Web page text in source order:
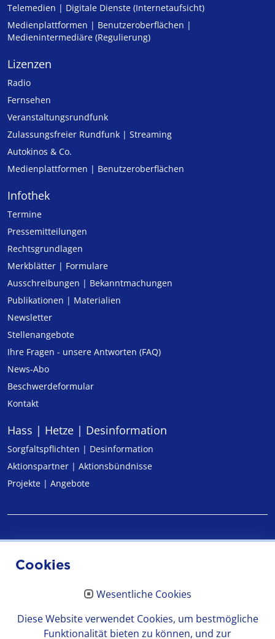
Telemedien | Digitale Dienste (Internetaufsicht)
Medienplattformen | Benutzeroberflächen |
Medienintermediäre (Regulierung)
Lizenzen
Radio
Fernsehen
Veranstaltungsrundfunk
Zulassungs­freier Rund­funk | Streaming
Autokinos & Co.
Medienplattformen | Benutzeroberflächen
Infothek
Termine
Pressemitteilungen
Rechtsgrundlagen
Merkblätter | Formulare
Ausschreibungen | Bekanntmachungen
Publikationen | Materialien
Newsletter
Stellenangebote
Ihre Fragen - unsere Antworten (FAQ)
News-Abo
Beschwerdeformular
Kontakt
Hass | Hetze | Desinformation
Sorgfaltspflichten | Desinformation
Aktionspartner | Aktionsbündnisse
Projekte | Angebote
Cookies
Wesentliche Cookies
Diese Website verwendet Cookies, um bestmögliche
Funktionalität bieten zu können, und zur